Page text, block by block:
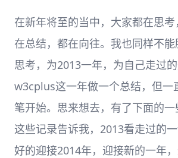
在新年将至的当中，大家都在思
在总结，都在向往。我也同样不
思考，为2013一年，为自己走过
w3cplus这一年做一个总结，但一
笔开始。思来想去，有了下面的
这些记录告诉我，2013看走过的
好的迎接2014年，迎接新的一年，